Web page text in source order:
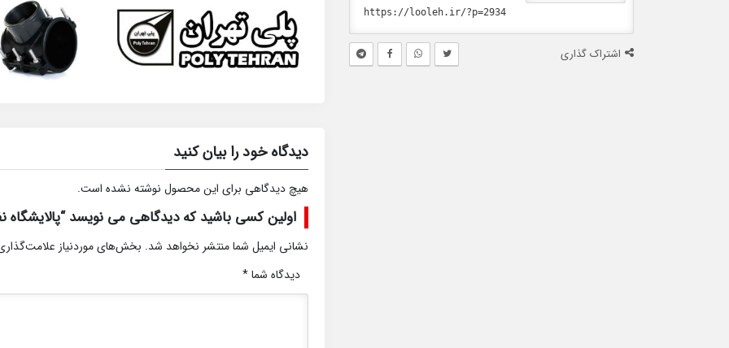
اشتراک گذاری
دیدگاه خود را بیان کنید
هیچ دیدگاهی برای این محصول نوشته نشده است.
اولین کسی باشید که دیدگاهی می نویسد “پالایشگاه
نشانی ایمیل شما منتشر نخواهد شد. بخش‌های موردنیاز
دیدگاه شما*